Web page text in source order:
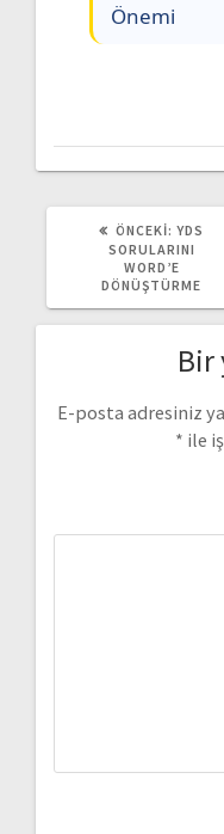
Önemi
ÖNCEKI: YDS
SORULARINI
WORD’E
DÖNÜŞTÜRME
Bir
E-posta adresiniz
* ile